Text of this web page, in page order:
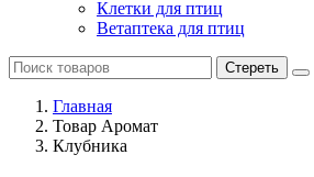
Клетки для птиц
Ветаптека для птиц
Стереть
Главная
Товар Аромат
Клубника